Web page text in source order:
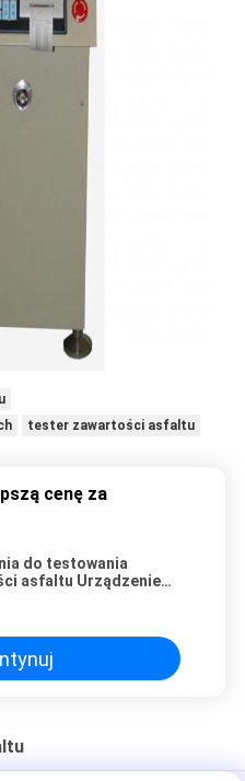
tester zawartości asfaltu
cenę za
do testowania
asfaltu Urządzenie